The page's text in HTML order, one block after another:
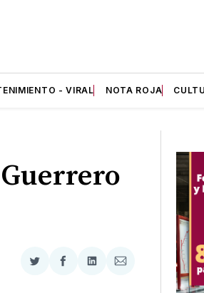
- VIRAL NOTA ROJA
CompartirCompartir
CompartirCompartir